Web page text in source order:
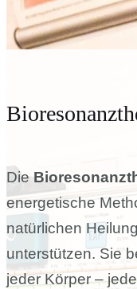
Die
energetische
natürlichen
unterstützen. Sie
jeder Körper –